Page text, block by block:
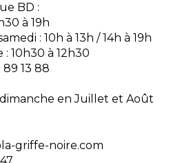
BD :
à 19h
: 10h à 13h / 14h à 19h
: 10h30 à 12h30
89 13 88
en Juillet et Août
griffe-noire.com